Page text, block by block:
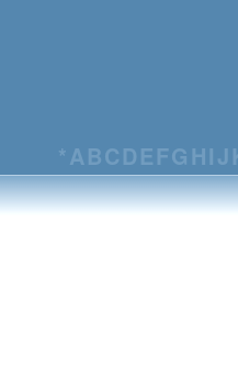
*ABCDEFG HIJ